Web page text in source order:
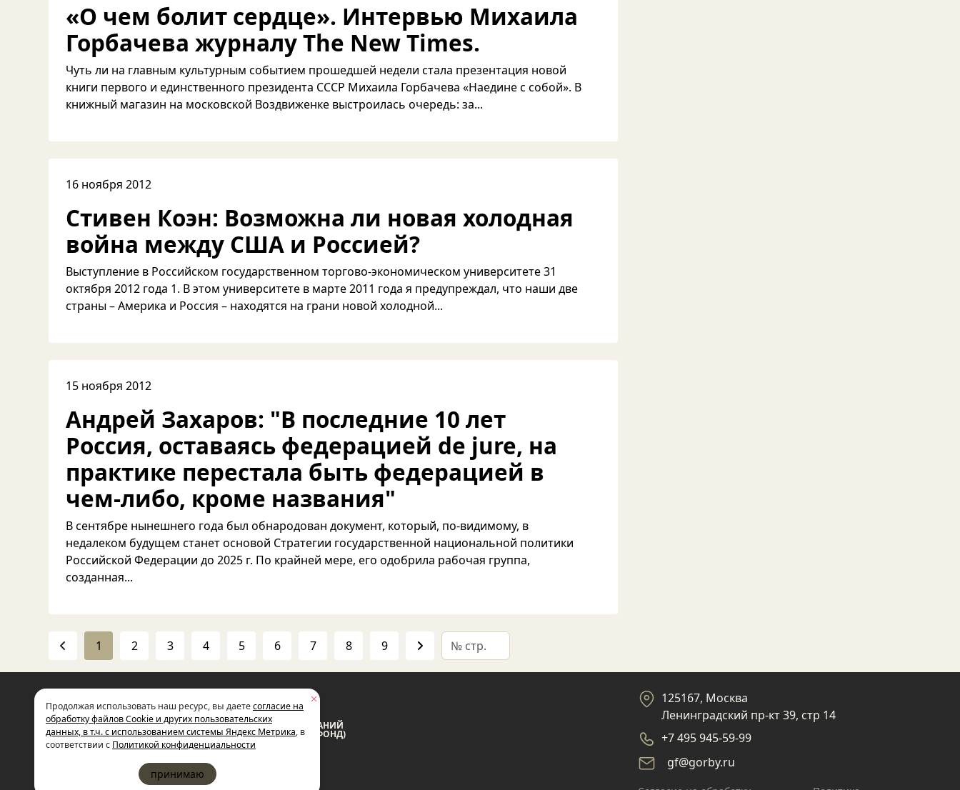
«О чем болит сердце». Интервью Михаила
Горбачева журналу The New Times.
Чуть ли на главным культурным событием прошедшей недели стала презентация новой
книги первого и единственного президента СССР Михаила Горбачева «Наедине с собой». В
книжный магазин на московской Воздвиженке выстроилась очередь: за...
16 ноября 2012
Стивен Коэн: Возможна ли новая холодная
война между США и Россией?
Выступление в Российском государственном торгово-экономическом университете 31
октября 2012 года 1. В этом университете в марте 2011 года я предупреждал, что наши две
страны – Америка и Россия – находятся на грани новой холодной...
15 ноября 2012
Андрей Захаров: "В последние 10 лет
Россия, оставаясь федерацией de jure, на
практике перестала быть федерацией в
чем-либо, кроме названия"
В сентябре нынешнего года был обнародован документ, который, по-видимому, в
недалеком будущем станет основой Стратегии государственной национальной политики
Российской Федерации до 2025 г. По крайней мере, его одобрила рабочая группа,
созданная...
1 2 3 4 5 6 7 8 9
МЕЖДУНАРОДНЫЙ ФОНД
СОЦИАЛЬНО-ЭКОНОМИЧЕСКИХ
И ПОЛИТОЛОГИЧЕСКИХ ИССЛЕДОВАНИЙ
ИМЕНИ М.С. ГОРБАЧЕВА (ГОРБАЧЕВ-ФОНД)
125167, Москва
Ленинградский пр-кт 39, стр 14
+7 495 945-59-99
gf@gorby.ru
Продолжая использовать наш ресурс, вы даетесогласие на
обработку файлов Cookie и других пользовательских
данных, в т.ч. с использованием системы Яндекс Метрика, в
соответствии с Политикой конфиденциальности
принимаю